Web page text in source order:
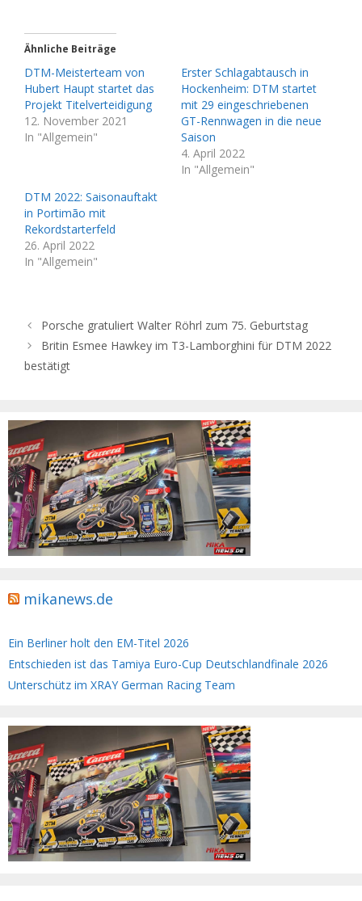
Ähnliche Beiträge
DTM-Meisterteam von
Hubert Haupt startet das
Projekt Titelverteidigung
12. November 2021
In "Allgemein"
Erster Schlagabtausch in
Hockenheim: DTM startet
mit 29 eingeschriebenen
GT-Rennwagen in die neue
Saison
4. April 2022
In "Allgemein"
DTM 2022: Saisonauftakt
in Portimão mit
Rekordstarterfeld
26. April 2022
In "Allgemein"
Porsche gratuliert Walter Röhrl zum 75. Geburtstag
Britin Esmee Hawkey im T3-Lamborghini für DTM 2022
bestätigt
mikanews.de
Ein Berliner holt den EM-Titel 2026
Entschieden ist das Tamiya Euro-Cup Deutschlandfinale 2026
Unterschütz im XRAY German Racing Team